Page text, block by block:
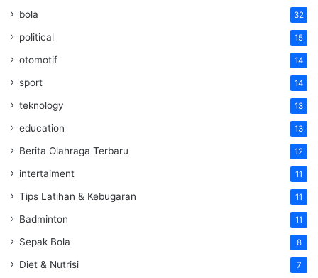
bola 32
political 15
otomotif 14
sport 14
teknology 13
education 13
Berita Olahraga Terbaru 12
intertaiment 11
Tips Latihan & Kebugaran 11
Badminton 11
Sepak Bola 8
Diet & Nutrisi 7